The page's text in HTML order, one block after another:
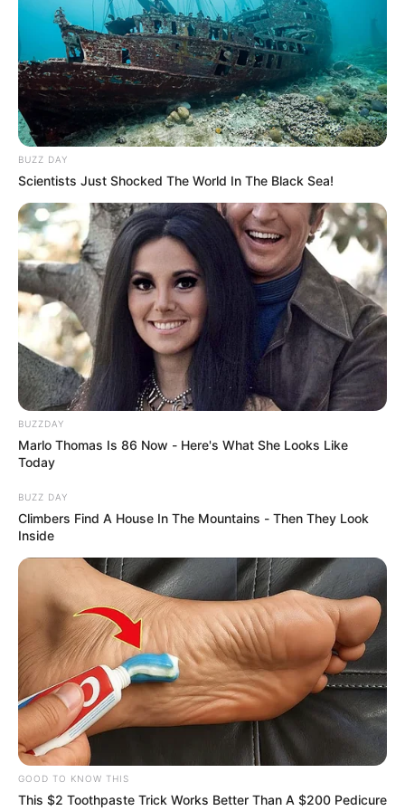
ALERTA BOGOTÁ EN GOOGLE NEWS
TEMAS RELACIONADOS
NOTICIAS ANTIOQUIA
EL BAGRE - ANTIOQUIA
APARTADÓ - ANTIOQUIA
CAREPA
MANTÉNGASE EN ALERTA
Tenemos todas las noticias que le
interesan. Para estar bien informado, por
favor, active las notificaciones de Alerta.
ACTIVAR AHORA
TEMAS DESTACADOS
EMERGENCIAS POR LLUVIAS
METRO DE MEDELLÍN
ELECCIONES PRESIDENCIALES
MARINILLA - ANTIOQUIA
EPM
YONDÓ - ANTIOQUIA
RIONEGRO
BUZZ DAY
Scientists Just Shocked The World In The Black Sea!
BUZZDAY
Marlo Thomas Is 86 Now - Here's What She Looks Like
Today
BUZZ DAY
Climbers Find A House In The Mountains - Then They Look
Inside
GOOD TO KNOW THIS
This $2 Toothpaste Trick Works Better Than A $200 Pedicure